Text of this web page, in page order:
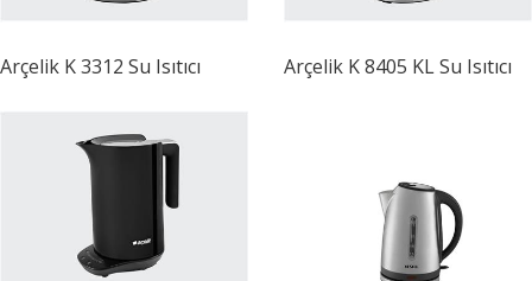
Arçelik K 3312 Su Isıtıcı Arçelik K 8405 KL Su Isıtıcı